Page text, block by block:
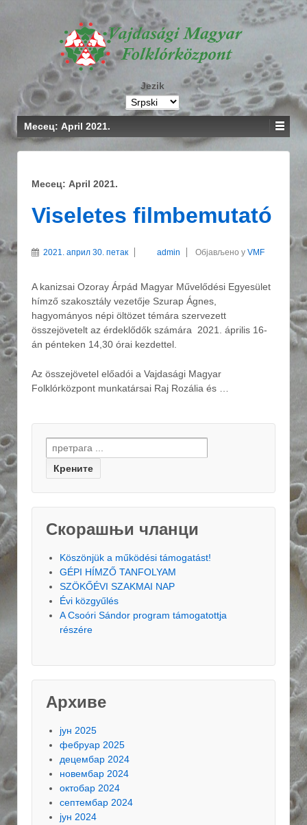
Jezik
Месец: April 2021.
Месец: April 2021.
Viseletes filmbemutató
2021. април 30. петак admin Објављено у VMF
A kanizsai Ozoray Árpád Magyar Művelődési Egyesület
hímző szakosztály vezetője Szurap Ágnes,
hagyományos népi öltözet témára szervezett
összejövetelt az érdeklődők számára
2021. április 16-
án pénteken 14,30 órai kezdettel.
Az összejövetel előadói a Vajdasági Magyar
Folklórközpont munkatársai Raj Rozália és …
Search for:
Скорашњи чланци
Köszönjük a működési támogatást!
GÉPI HÍMZŐ TANFOLYAM
SZÖKŐÉVI SZAKMAI NAP
Évi közgyűlés
A Csoóri Sándor program támogatottja
részére
Архиве
јун 2025
фебруар 2025
децембар 2024
новембар 2024
октобар 2024
септембар 2024
јун 2024